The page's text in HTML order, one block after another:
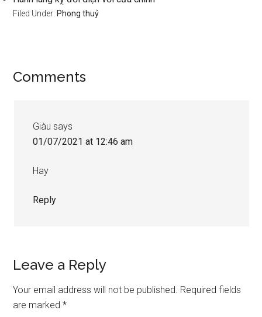
Filed Under: Phong thuỷ
Reader
Comments
Giàu says
01/07/2021 at 12:46 am
Hay
Reply
Leave a Reply
Your email address will not be published. Required fields
are marked*